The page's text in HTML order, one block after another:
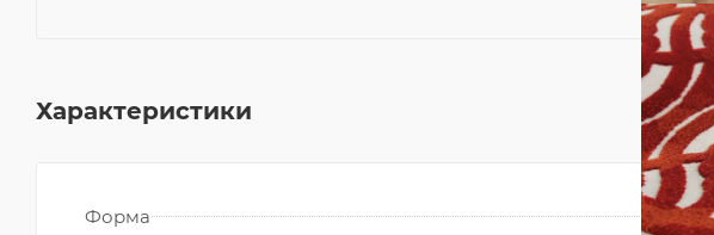
Характеристики
Форма